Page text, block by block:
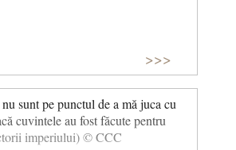
>>>
sunt pe punctul de a mă juca cu
cuvintele au fost făcute pentru
imperiului) © CCC